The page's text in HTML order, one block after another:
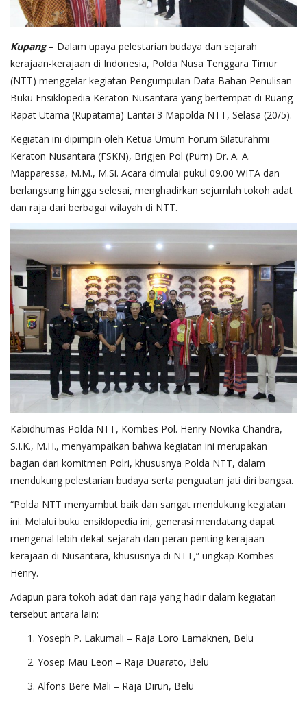
Kupang– Dalam upaya pelestarian budaya dan sejarah
kerajaan-kerajaan di Indonesia, Polda Nusa Tenggara Timur
(NTT) menggelar kegiatan Pengumpulan Data Bahan Penulisan
Buku Ensiklopedia Keraton Nusantara yang bertempat di Ruang
Rapat Utama (Rupatama) Lantai 3 Mapolda NTT, Selasa (20/5).
Kegiatan ini dipimpin oleh Ketua Umum Forum Silaturahmi
Keraton Nusantara (FSKN), Brigjen Pol (Purn) Dr. A. A.
Mapparessa, M.M., M.Si. Acara dimulai pukul 09.00 WITA dan
berlangsung hingga selesai, menghadirkan sejumlah tokoh adat
dan raja dari berbagai wilayah di NTT.
Kabidhumas Polda NTT, Kombes Pol. Henry Novika Chandra,
S.I.K., M.H., menyampaikan bahwa kegiatan ini merupakan
bagian dari komitmen Polri, khususnya Polda NTT, dalam
mendukung pelestarian budaya serta penguatan jati diri bangsa.
“Polda NTT menyambut baik dan sangat mendukung kegiatan
ini. Melalui buku ensiklopedia ini, generasi mendatang dapat
mengenal lebih dekat sejarah dan peran penting kerajaan-
kerajaan di Nusantara, khususnya di NTT,” ungkap Kombes
Henry.
Adapun para tokoh adat dan raja yang hadir dalam kegiatan
tersebut antara lain:
Yoseph P. Lakumali – Raja Loro Lamaknen, Belu
Yosep Mau Leon – Raja Duarato, Belu
Alfons Bere Mali – Raja Dirun, Belu